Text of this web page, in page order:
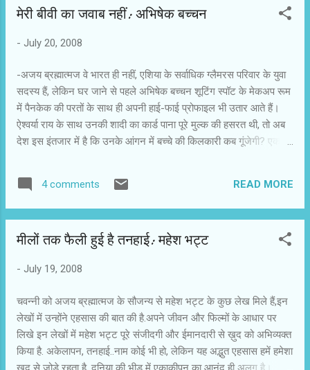
फिलहाल हिन्दी टाकीज नाम दिया जा रहा है। वो काग़ज़ की कश्‍ती, वो बारिश का
मां-बाप का आप पर बस नहीं, तो आप या तो कुछ नहीं बनना चाहते या सब कुछ
का एक ज़र...
मेरी बीवी का जवाब नहीं: अभिषेक बच्चन
- July 20, 2008
-अजय ब्रह्मात्मज वे भारत ही नहीं, एशिया के सर्वाधिक ग्लैमरस परिवार के युवा
सदस्य हैं, लेकिन घर जाने से पहले अभिषेक बच्चन शूटिंग स्पॉट के मेकअप रूम
में पैनकेक की परतों के साथ ही अपनी हाई-फाई प्रोफाइल भी उतार आते हैं।
ऐश्वर्या राय के साथ उनकी शादी का कार्ड पाना पूरे मुल्क की हसरत थी, तो अब
देश इस इंतजार में है कि उनके आंगन में बच्चे की किलकारी कब गूंजेगी? एक
ऐश्वर्या राय में ऐसी क्या खास बात है कि आपने उनसे शादी की? वह मेरी सबसे
अच्छी दोस्त थीं। वह ऐसी हैं, जिनके साथ मैं अपनी जिंदगी गुजार सकता हूं। वह
ऐसी हैं, जो सिर्फ मेरी ही चिंता नहीं करतीं, बल्कि पूरे परिवार का ख्याल रखती हैं।
सुंदर हैं। बचपन से मुझे मां-पिताजी ने यही शिक्षा दी कि जिंदगी का उद्देश्य बेहतर
जीवन कितना बदला है? फर्क यह आया है कि परिवार में अब एक नया सदस्य आ
4 comments READ MORE
मीलों तक फैली हुई है तनहाई: महेश भट्ट
- July 19, 2008
चवन्नी को अजय ब्रह्मात्मज के सौजन्य से महेश भट्ट के कुछ लेख मिले हैं,इन
लेखों में उन्होंने एहसास की बात की है.अपने जीवन और फिल्मों के आधार पर
लिखे इन लेखों में महेश भट्ट पूरे संजीदगी और ईमानदारी से ख़ुद को अभिव्यक्त
किया है. अकेलापन, तनहाई..नाम कोई भी हो, लेकिन यह अद्भुत एहसास हमें हमेशा